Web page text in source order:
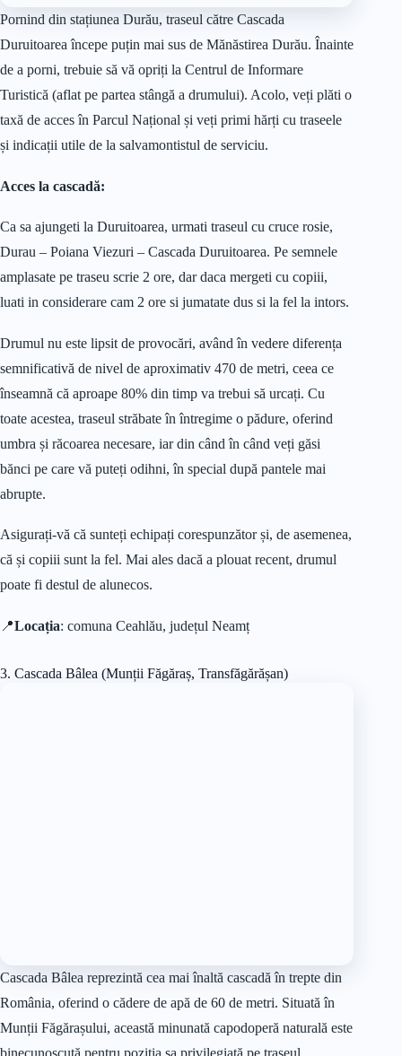
Pornind din stațiunea Durău, traseul către Cascada
Duruitoarea începe puțin mai sus de Mănăstirea Durău. Înainte
de a porni, trebuie să vă opriți la Centrul de Informare
Turistică (aflat pe partea stângă a drumului). Acolo, veți plăti o
taxă de acces în Parcul Național și veți primi hărți cu traseele
și indicații utile de la salvamontistul de serviciu.
Acces la cascadă:
Ca sa ajungeti la Duruitoarea, urmati traseul cu cruce rosie,
Durau – Poiana Viezuri – Cascada Duruitoarea. Pe semnele
amplasate pe traseu scrie 2 ore, dar daca mergeti cu copiii,
luati in considerare cam 2 ore si jumatate dus si la fel la intors.
Drumul nu este lipsit de provocări, având în vedere diferența
semnificativă de nivel de aproximativ 470 de metri, ceea ce
înseamnă că aproape 80% din timp va trebui să urcați. Cu
toate acestea, traseul străbate în întregime o pădure, oferind
umbra și răcoarea necesare, iar din când în când veți găsi
bănci pe care vă puteți odihni, în special după pantele mai
abrupte.
Asigurați-vă că sunteți echipați corespunzător și, de asemenea,
că și copiii sunt la fel. Mai ales dacă a plouat recent, drumul
poate fi destul de alunecos.
📍Locația: comuna Ceahlău, județul Neamț
3. Cascada Bâlea (Munții Făgăraș, Transfăgărășan)
Cascada Bâlea reprezintă cea mai înaltă cascadă în trepte din
România, oferind o cădere de apă de 60 de metri. Situată în
Munții Făgărașului, această minunată capodoperă naturală este